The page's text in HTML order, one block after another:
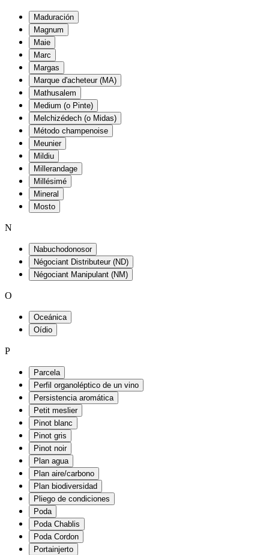
Maduración
Magnum
Maie
Marc
Margas
Marque d'acheteur (MA)
Mathusalem
Medium (o Pinte)
Melchizédech (o Midas)
Método champenoise
Meunier
Mildiu
Millerandage
Millésimé
Mineral
Mosto
N
Nabuchodonosor
Négociant Distributeur (ND)
Négociant Manipulant (NM)
O
Oceánica
Oídio
P
Parcela
Perfil organoléptico de un vino
Persistencia aromática
Petit meslier
Pinot blanc
Pinot gris
Pinot noir
Plan agua
Plan aire/carbono
Plan biodiversidad
Pliego de condiciones
Poda
Poda Chablis
Poda Cordon
Portainjerto